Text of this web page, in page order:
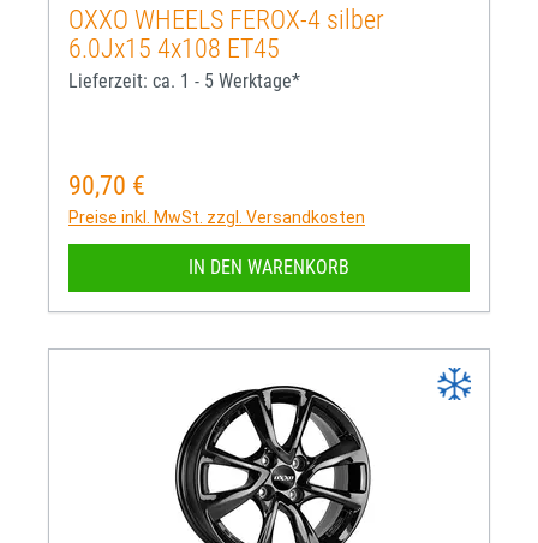
OXXO WHEELS FEROX-4 silber
6.0Jx15 4x108 ET45
Lieferzeit: ca. 1 - 5 Werktage*
Regulärer Preis:
90,70 €
Preise inkl. MwSt. zzgl. Versandkosten
IN DEN WARENKORB